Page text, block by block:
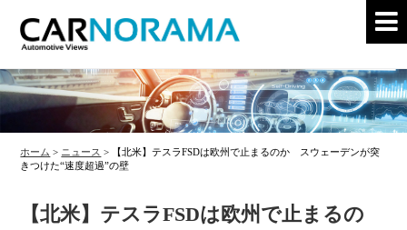
ホーム > ニュース >
【北米】テスラFSDは欧州で止まるのか スウェーデンが突
きつけた“速度超過”の壁
【北米】テスラFSDは欧州で止まるの